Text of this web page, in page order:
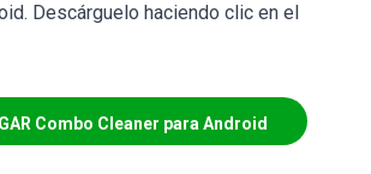
Descárguelo haciendo clic en el
Combo Cleaner para Android